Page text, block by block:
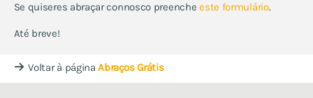
ex aequo fm - música e
artes
Se quiseres abraçar connosco preencheeste formulário.
Até breve!
Voltar à páginaAbraços Grátis